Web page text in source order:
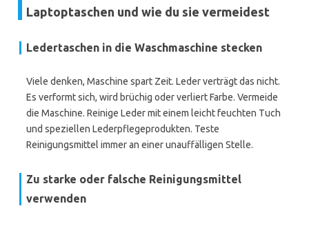
Laptoptaschen und wie du sie vermeidest
Ledertaschen in die Waschmaschine stecken
Viele denken, Maschine spart Zeit. Leder verträgt das nicht.
Es verformt sich, wird brüchig oder verliert Farbe. Vermeide
die Maschine. Reinige Leder mit einem leicht feuchten Tuch
und speziellen Lederpflegeprodukten. Teste
Reinigungsmittel immer an einer unauffälligen Stelle.
Zu starke oder falsche Reinigungsmittel
verwenden